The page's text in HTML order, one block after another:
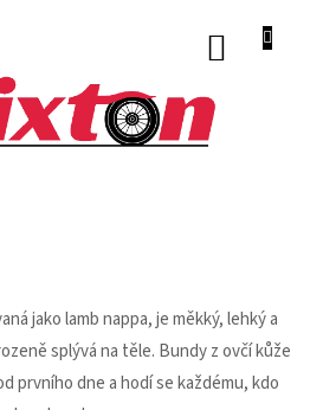
jako lamb nappa, je měkký, lehký a
splývá na těle. Bundy z ovčí kůže
prvního dne a hodí se každému, kdo